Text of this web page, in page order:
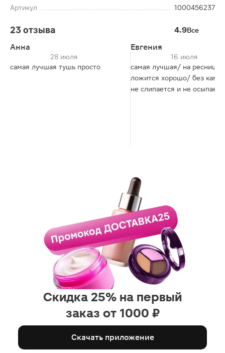
Артикул
1000456237
23 отзыва 4.9Все
Анна
28 июля
самая лучшая тушь просто
Евгения
16 июля
самая лучшая/ на ресницы
ложится хорошо/ без камочков/
не слипается и не
Скидка 25% на первый
заказ от 1000 ₽
Скачать приложение